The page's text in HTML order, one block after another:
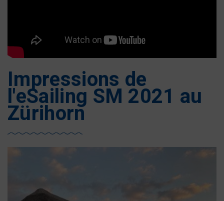
Impressions de
l'eSailing SM 2021 au
Zürihorn